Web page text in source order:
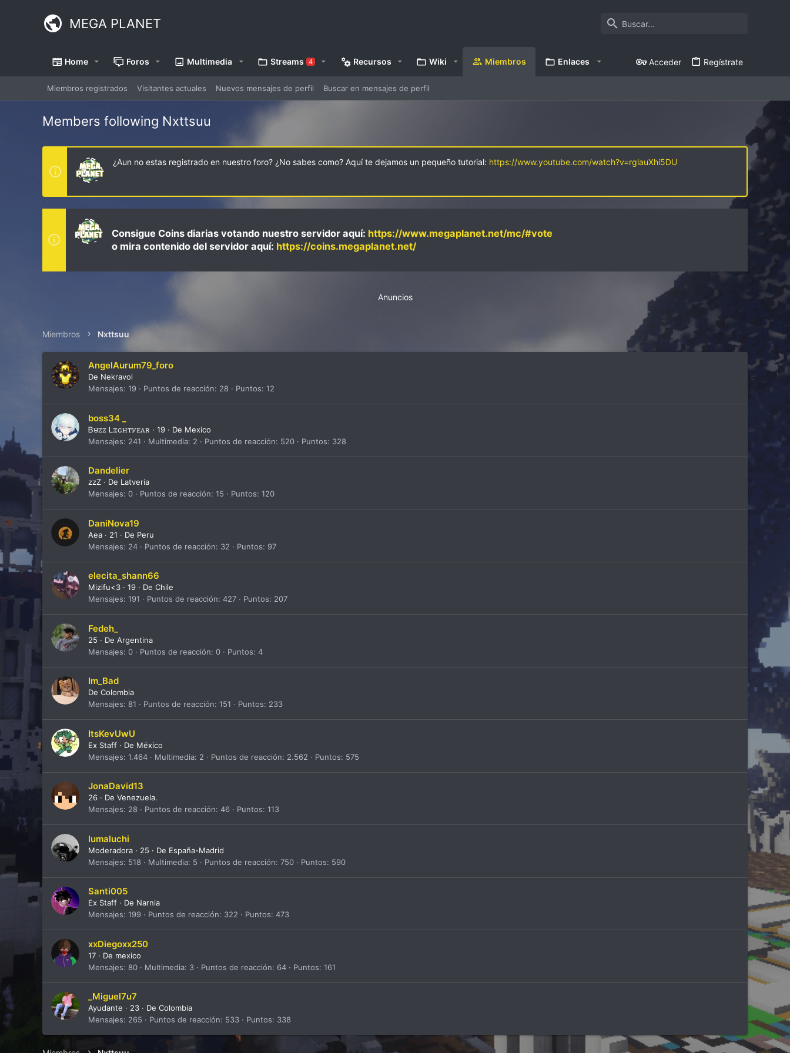
MEGA PLANET
Home Foros Multimedia Streams 4 Recursos Wiki Miembros Enlaces Acceder Regístrate
Miembros registrados Visitantes actuales Nuevos mensajes de perfil Buscar en mensajes de perfil
Members following Nxttsuu
¿Aun no estas registrado en nuestro foro? ¿No sabes como? Aquí te dejamos un pequeño tutorial: https://www.youtube.com/watch?v=rglauXhi5DU
Consigue Coins diarias votando nuestro servidor aquí: https://www.megaplanet.net/mc/#vote
o mira contenido del servidor aquí: https://coins.megaplanet.net/
Anuncios
Miembros Nxttsuu
AngelAurum79_foro
De Nekravol
Mensajes 19 Puntos de reacción 28 Puntos 12
boss34 _
Ᏼꮜꮓꮓ Ꮮꮖꮐꮋꭲꭹꭼꭺꭱ · 19 · De Mexico
Mensajes
241 Multimedia 2 Puntos de reacción 520 Puntos 328
Dandelier
zzZ · De Latveria
Mensajes 0 Puntos de reacción 15 Puntos 120
DaniNova19
Aea · 21 · De Peru
Mensajes
24 Puntos de reacción 32 Puntos 97
elecita_shann66
Mizifu<3 · 19 · De Chile
Mensajes 191 Puntos de reacción 427 Puntos 207
Fedeh_
25 · De Argentina
Mensajes 0 Puntos de reacción 0 Puntos 4
Im_Bad
De Colombia
Mensajes
81 Puntos de reacción 151 Puntos 233
ItsKevUwU
Ex Staff · De México
Mensajes 1.464 Multimedia 2 Puntos de reacción 2.562 Puntos 575
JonaDavid13
26 · De Venezuela.
Mensajes
28 Puntos de reacción 46 Puntos 113
lumaluchi
Moderadora · 25 · De España-Madrid
Mensajes
518 Multimedia 5 Puntos de reacción 750 Puntos 590
Santi005
Ex Staff · De Narnia
Mensajes 199 Puntos de reacción 322 Puntos 473
xxDiegoxx250
17 · De mexico
Mensajes
80 Multimedia 3 Puntos de reacción 64 Puntos 161
_Miguel7u7
Ayudante · 23 · De Colombia
Mensajes
265 Puntos de reacción 533 Puntos 338